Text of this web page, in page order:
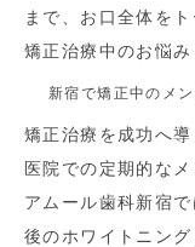
まで、お口全体を
矯正治療中のお悩
新宿で矯正中のメ
矯正治療を成功へ
医院での定期的な
アムール歯科新宿
後のホワイトニン